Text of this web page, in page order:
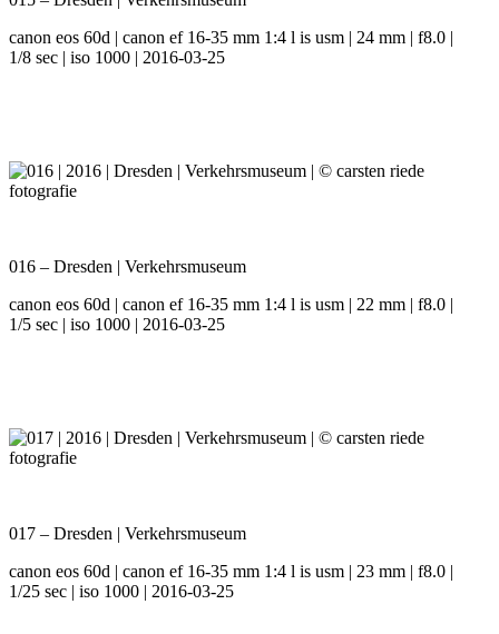
canon eos 60d | canon ef 16-35 mm 1:4 l is usm | 24 mm | f8.0 |
1/8 sec | iso 1000 | 2016-03-25
016 – Dresden | Verkehrsmuseum
canon eos 60d | canon ef 16-35 mm 1:4 l is usm | 22 mm | f8.0 |
1/5 sec | iso 1000 | 2016-03-25
017 – Dresden | Verkehrsmuseum
canon eos 60d | canon ef 16-35 mm 1:4 l is usm | 23 mm | f8.0 |
1/25 sec | iso 1000 | 2016-03-25